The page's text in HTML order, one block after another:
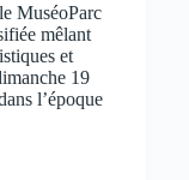
MuséoParc
mêlant
et
19
l’époque